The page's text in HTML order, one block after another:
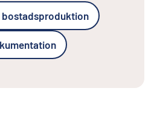
bostadsproduktion